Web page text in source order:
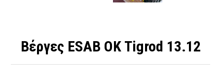
Βέργες ESAB OK Tigrod 13.12